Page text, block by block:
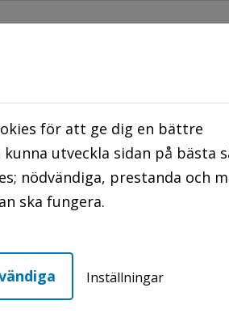
BOENDE/ ÖPPNA
för att ge dig en bättre
utveckla sidan på bästa
nödvändiga, prestanda och
ska fungera.
Inställningar